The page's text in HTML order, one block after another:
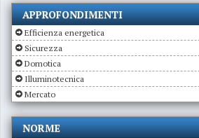
APPROFONDIMENTI
Efficienza energetica
Sicurezza
Domotica
Illuminotecnica
Mercato
NORME